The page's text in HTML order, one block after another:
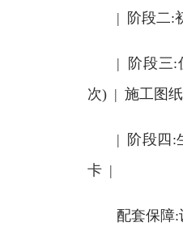
| 阶段二:初
| 阶段三:优
次) | 施工图
| 阶段四:生
卡 |
配套保障:设